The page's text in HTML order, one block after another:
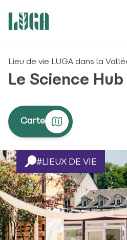
#LIEUX DE VIE
Lieu de vie LUGA dans la
Le Science Hub
Carte